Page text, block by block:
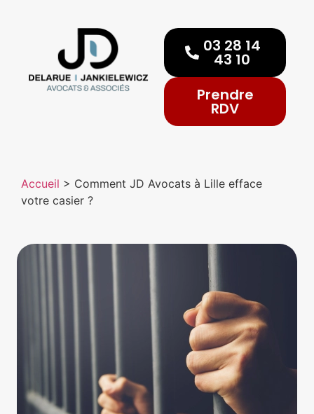
03 28 14
43 10
Prendre
RDV
Accueil > Comment JD Avocats à Lille efface
votre casier ?